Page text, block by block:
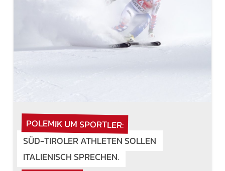
POLEMIK UM SPORTLER:
SÜD-TIROLER ATHLETEN SOLLEN
ITALIENISCH SPRECHEN.